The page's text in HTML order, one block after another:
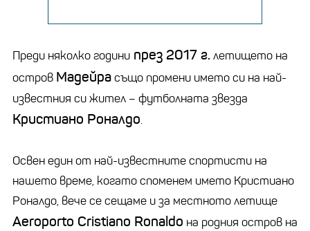
Преди няколко години през 2017 г. летището на
остров Мадейрасъщо промени името си на най-
известния си жител – футболната звезда
Кристиано Роналдо.
Освен един от най-известните спортисти на
нашето време, когато споменем името Кристиано
Роналдо, вече се сещаме и за местното летище
Aeroporto Cristiano Ronaldo на родния остров на